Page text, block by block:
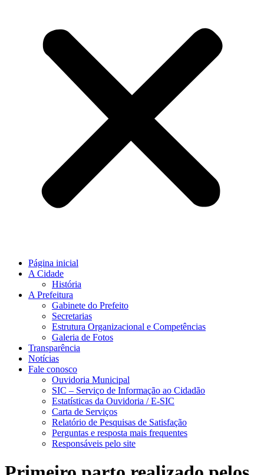
Página inicial
A Cidade
História
A Prefeitura
Gabinete do Prefeito
Secretarias
Estrutura Organizacional e Competências
Galeria de Fotos
Transparência
Notícias
Fale conosco
Ouvidoria Municipal
SIC – Serviço de Informação ao Cidadão
Estatísticas da Ouvidoria / E-SIC
Carta de Serviços
Relatório de Pesquisas de Satisfação
Perguntas e resposta mais frequentes
Responsáveis pelo site